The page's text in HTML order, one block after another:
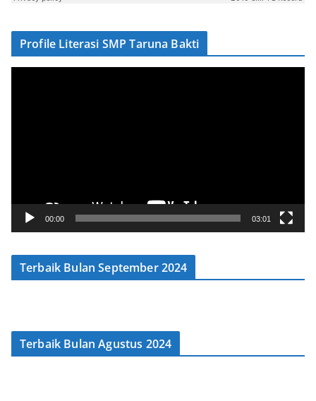
Profile Literasi SMP Taruna Bakti
e
r
00:00 03:01
Terbaik Bulan September 2024
Terbaik Bulan Agustus 2024